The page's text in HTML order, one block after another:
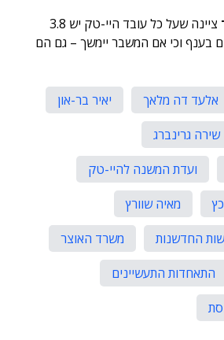
ציינה שעל כל עובד היי-טק יש 3.8
בענף וכי אם המשבר יימשך – גם הם
אלעד דה מלאך
יאיר בר-און
שירה גרינברג
ועדת המשנה להיי-טק
מאיה שוורץ
החדשנות
משרד האוצר
התאחדות התעשיינים